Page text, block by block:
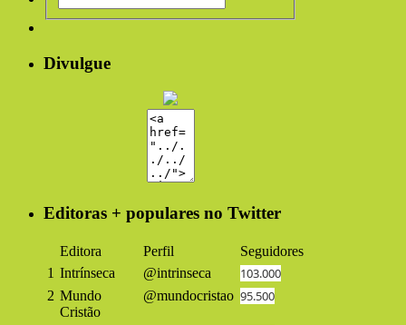
Divulgue
Editoras + populares no Twitter
Editora Perfil
Seguidores
1 Intrínseca @intrinseca 103.000
2 Mundo
Cristão
@mundocristao 95.500